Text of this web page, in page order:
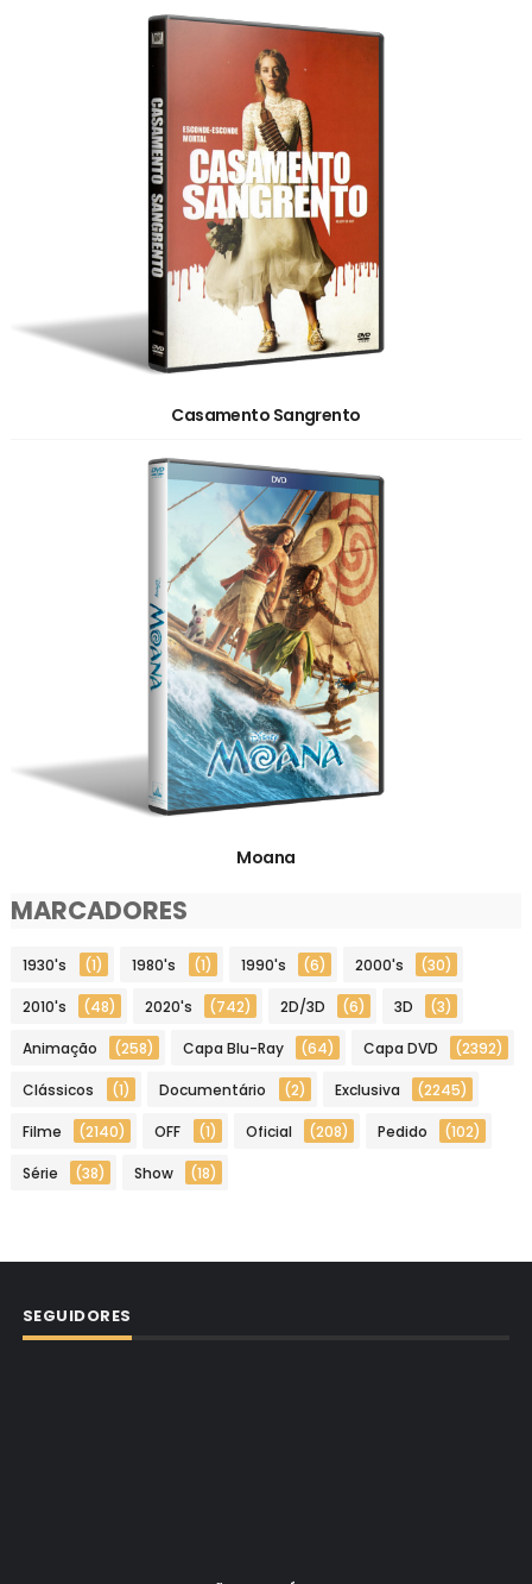
Casamento Sangrento
Moana
MARCADORES
1930's (1) 1980's (1) 1990's (6) 2000's (30)
2010's (48) 2020's (742) 2D/3D (6) 3D (3)
Animação (258) Capa Blu-Ray (64) Capa DVD (2392)
Clássicos (1) Documentário (2) Exclusiva (2245)
Filme (2140) OFF (1) Oficial (208) Pedido (102)
Série (38) Show (18)
SEGUIDORES